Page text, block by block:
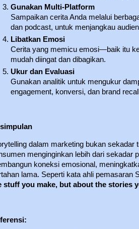
Gunakan Multi-Platform
Sampaikan cerita Anda melalui
dan podcast, untuk menjangkau
Libatkan Emosi
Cerita yang memicu emosi—baik itu
mudah diingat dan dibagikan.
Ukur dan Evaluasi
Gunakan analitik untuk mengukur
engagement, konversi, dan brand
dalam marketing bukan sekadar
menginginkan lebih dari sekadar
koneksi emosional,
lama. Seperti kata ahli pemasaran
stuff you make, but about the stories